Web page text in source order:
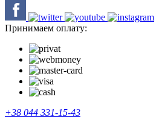
Принимаем оплату:
+38 044 331-15-43